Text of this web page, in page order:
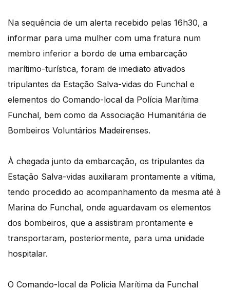
Na sequência de um alerta recebido pelas 16h30, a
informar para uma mulher com uma fratura num
membro inferior a bordo de uma embarcação
marítimo-turística, foram de imediato ativados
tripulantes da Estação Salva-vidas do Funchal e
elementos do Comando-local da Polícia Marítima
Funchal, bem como da Associação Humanitária de
Bombeiros Voluntários Madeirenses.
À chegada junto da embarcação, os tripulantes da
Estação Salva-vidas auxiliaram prontamente a vítima,
tendo procedido ao acompanhamento da mesma até à
Marina do Funchal, onde aguardavam os elementos
dos bombeiros, que a assistiram prontamente e
transportaram, posteriormente, para uma unidade
hospitalar.
O Comando-local da Polícia Marítima da Funchal